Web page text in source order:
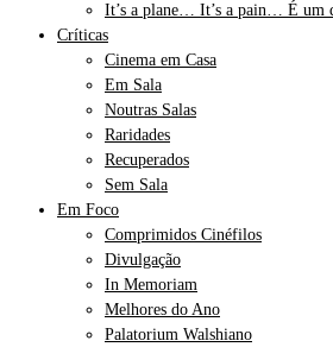
It’s a plane… It’s a pain… É um
Críticas
Cinema em Casa
Em Sala
Noutras Salas
Raridades
Recuperados
Sem Sala
Em Foco
Comprimidos Cinéfilos
Divulgação
In Memoriam
Melhores do Ano
Palatorium Walshiano